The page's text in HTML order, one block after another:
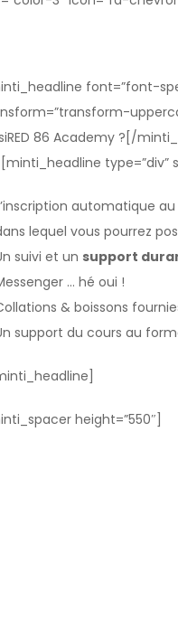
font=”font-
86 Academy ?[/
type=”div”
automatique au
lequel vous pourrez
suivi et un support
… hé oui !
& boissons
support du cours au
height=”550″]